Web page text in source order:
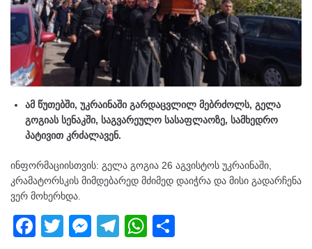
ამ წუთებში, უკრაინაში გარდაცვლილ მებრძოლს, გელა
გოგიას სენაკში, საგვარეულო სასაფლაოზე, სამხედრო
პატივით კრძალავენ.
ინფორმაციისთვის: გელა გოგია 26 აგვისტოს უკრაინაში,
კრამატორსკის მიმდებარედ მძიმედ დაიჭრა და მისი გადარჩენა
ვერ მოხერხდა.
F
T
M
T
W